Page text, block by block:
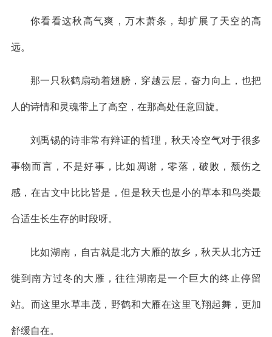
你看看这秋高气爽，万木萧条，却扩展了天空的高
远。
那一只秋鹤扇动着翅膀，穿越云层，奋力向上，也把
人的诗情和灵魂带上了高空，在那高处任意回旋。
刘禹锡的诗非常有辩证的哲理，秋天冷空气对于很多
事物而言，不是好事，比如凋谢，零落，破败，颓伤之
感，在古文中比比皆是，但是秋天也是小的草本和鸟类最
合适生长生存的时段呀。
比如湖南，自古就是北方大雁的故乡，秋天从北方迁
徙到南方过冬的大雁，往往湖南是一个巨大的终止停留
站。而这里水草丰茂，野鹤和大雁在这里飞翔起舞，更加
舒缓自在。